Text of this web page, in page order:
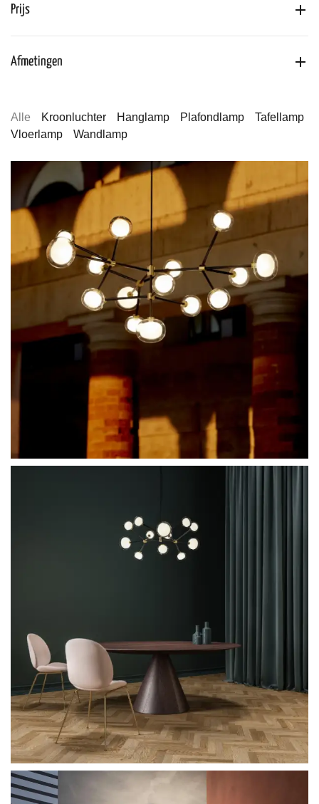
Prijs
Afmetingen
Alle Kroonluchter Hanglamp Plafondlamp
Tafellamp
Vloerlamp
Wandlamp